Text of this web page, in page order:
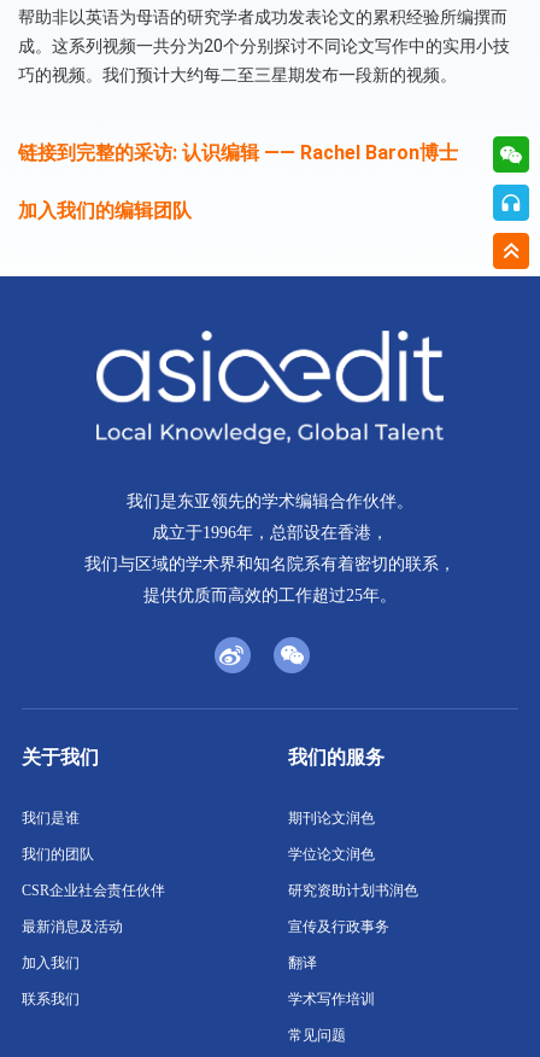
帮助非以英语为母语的研究学者成功发表论文的累积经验所编撰而
成。这系列视频一共分为20个分别探讨不同论文写作中的实用小技
巧的视频。我们预计大约每二至三星期发布一段新的视频。
链接到完整的采访: 认识编辑 —— Rachel Baron博士
加入我们的编辑团队
我们是东亚领先的学术编辑合作伙伴。
成立于1996年，总部设在香港，
我们与区域的学术界和知名院系有着密切的联系，
提供优质而高效的工作超过25年。
关于我们
我们是谁
我们的团队
CSR企业社会责任伙伴
最新消息及活动
加入我们
联系我们
我们的服务
期刊论文润色
学位论文润色
研究资助计划书润色
宣传及行政事务
翻译
学术写作培训
常见问题